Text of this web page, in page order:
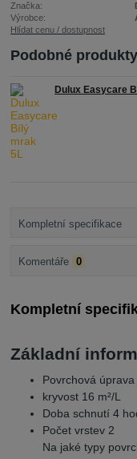
Značka:
Výrobce:
Hlídat cenu / dostupnost
Podobné produkty
Dulux Easycare
Kompletní specifikace
Komentáře 0
Kompletní
Základní
Povrchová
kryvost 16 m²/L
Doba schnutí 4
Počet vrstev 2
Na jaké typy